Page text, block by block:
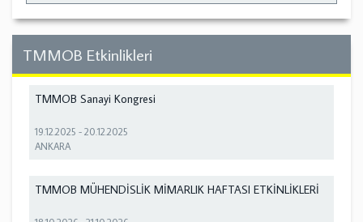
TMMOB Etkinlikleri
TMMOB Sanayi Kongresi
19.12.2025 -20.12.2025
ANKARA
TMMOB MÜHENDİSLİK MİMARLIK HAFTASI ETKİNLİKLERİ